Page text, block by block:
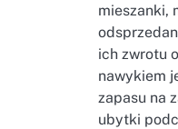
mieszanki,
ich zwrotu
nawykiem
zapasu na
ubytki